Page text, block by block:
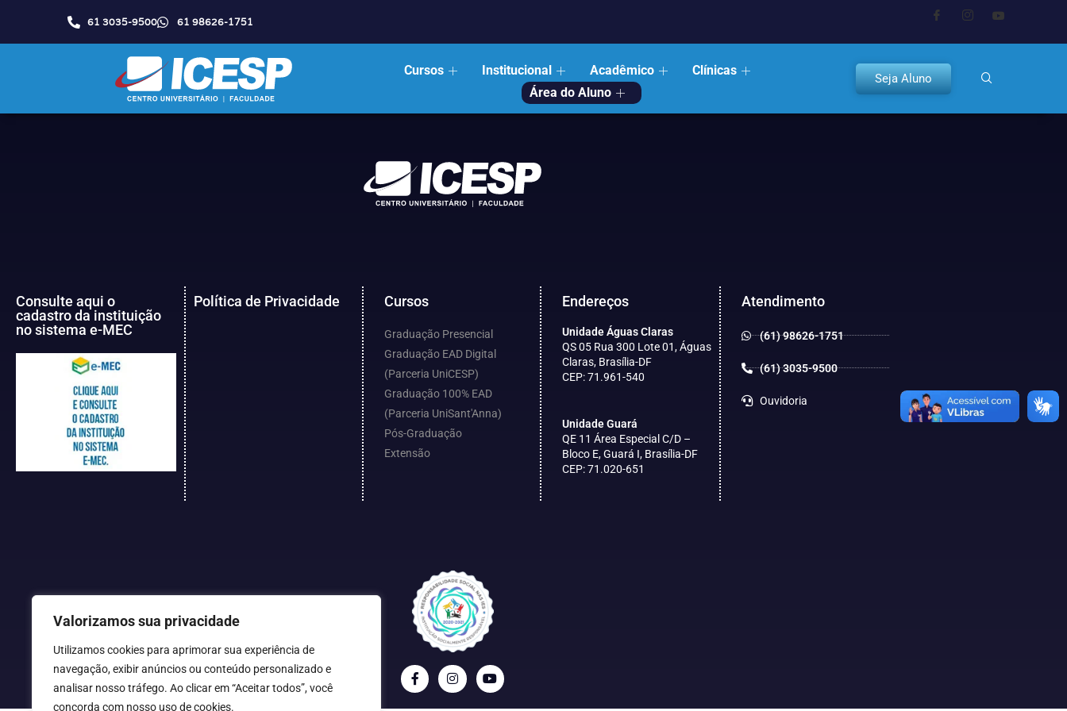
Valorizamos sua privacidade
Utilizamos cookies para aprimorar sua experiência de
navegação, exibir anúncios ou conteúdo personalizado e
analisar nosso tráfego. Ao clicar em “Aceitar todos”, você
concorda com nosso uso de cookies.
61 3035-9500 61 98626-1751
Cursos Institucional Acadêmico
Clínicas
Área do Aluno
Seja Aluno
Consulte aqui o
cadastro da instituição
no sistema e-MEC
Política de Privacidade Cursos
Graduação Presencial
Graduação EAD Digital
(Parceria UniCESP)
Graduação 100% EAD
(Parceria UniSant'Anna)
Pós-Graduação
Extensão
Endereços
Unidade Águas Claras
QS 05 Rua 300 Lote 01, Águas
Claras, Brasília-DF
CEP: 71.961-540
Unidade Guará
QE 11 Área Especial C/D –
Bloco E, Guará I, Brasília-DF
CEP: 71.020-651
Atendimento
(61) 98626-1751
(61) 3035-9500
Ouvidoria